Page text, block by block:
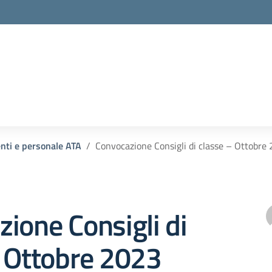
e personale ATA Convocazione Consigli di classe – Ottobre
Consigli di
2023